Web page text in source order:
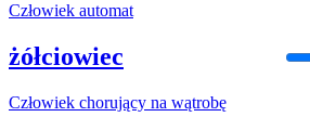
Człowiek automat
żółciowiec
Człowiek chorujący na wątrobę